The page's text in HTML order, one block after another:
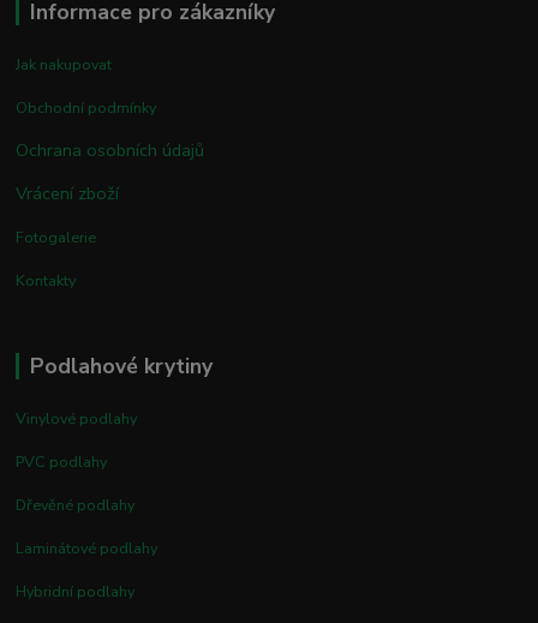
Informace pro zákazníky
Jak nakupovat
Obchodní podmínky
Ochrana osobních údajů
Vrácení zboží
Fotogalerie
Kontakty
Podlahové krytiny
Vinylové podlahy
PVC podlahy
Dřevěné podlahy
Laminátové podlahy
Hybridní podlahy